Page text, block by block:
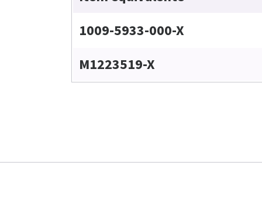
1009-5933-000-X
M1223519-X